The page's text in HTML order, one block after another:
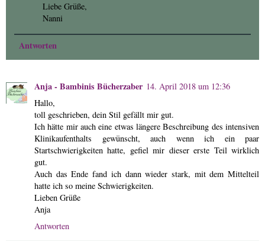
Liebe Grüße,
Nanni
Antworten
Anja - Bambinis Bücherzaber 14. April 2018 um 12:36
Hallo,
toll geschrieben, dein Stil gefällt mir gut.
Ich hätte mir auch eine etwas längere Beschreibung des intensiven
Klinikaufenthalts gewünscht, auch wenn ich ein paar
Startschwierigkeiten hatte, gefiel mir dieser erste Teil wirklich
gut.
Auch das Ende fand ich dann wieder stark, mit dem Mittelteil
hatte ich so meine Schwierigkeiten.
Lieben Grüße
Anja
Antworten